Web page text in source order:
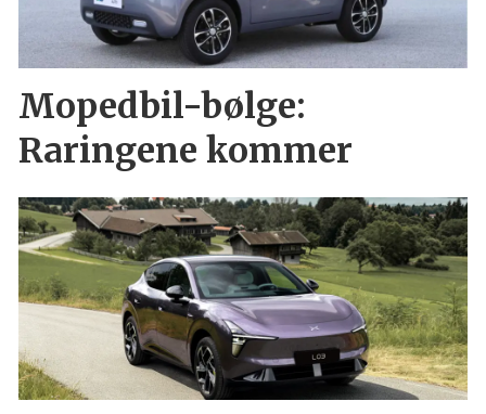
Mopedbil-bølge:
Raringene kommer